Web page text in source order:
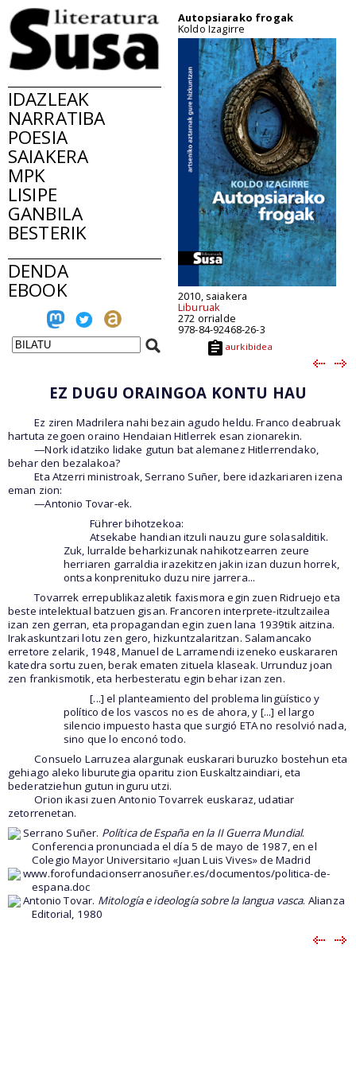
IDAZLEAK
NARRATIBA
POESIA
SAIAKERA
MPK
LISIPE
GANBILA
BESTERIK
DENDA
EBOOK
Autopsiarako frogak
Koldo Izagirre
2010, saiakera
Liburuak
272 orrialde
978-84-92468-26-3
aurkibidea
EZ DUGU ORAINGOA KONTU HAU
Ez ziren Madrilera nahi bezain agudo heldu. Franco deabruak
hartuta zegoen oraino Hendaian Hitlerrek esan zionarekin.
—Nork idatziko lidake gutun bat alemanez Hitlerrendako,
behar den bezalakoa?
Eta Atzerri ministroak, Serrano Suñer, bere idazkariaren izena
eman zion:
—Antonio Tovar-ek.
Führer bihotzekoa:
Atsekabe handian itzuli nauzu gure solasalditik.
Zuk, lurralde beharkizunak nahikotzearren zeure
herriaren garraldia irazekitzen jakin izan duzun horrek,
ontsa konprenituko duzu nire jarrera...
Tovarrek errepublikazaletik faxismora egin zuen Ridruejo eta
beste intelektual batzuen gisan. Francoren interprete-itzultzailea
izan zen gerran, eta propagandan egin zuen lana 1939tik aitzina.
Irakaskuntzari lotu zen gero, hizkuntzalaritzan. Salamancako
erretore zelarik, 1948, Manuel de Larramendi izeneko euskararen
katedra sortu zuen, berak ematen zituela klaseak. Urrunduz joan
zen frankismotik, eta herbesteratu egin behar izan zen.
[...] el planteamiento del problema lingüístico y
político de los vascos no es de ahora, y [...] el largo
silencio impuesto hasta que surgió ETA no resolvió nada,
sino que lo enconó todo.
Consuelo Larruzea alargunak euskarari buruzko bostehun eta
gehiago aleko liburutegia oparitu zion Euskaltzaindiari, eta
bederatziehun gutun inguru utzi.
Orion ikasi zuen Antonio Tovarrek euskaraz, udatiar
zetorrenetan.
Serrano Suñer. Política de España en la II Guerra Mundial.
Conferencia pronunciada el día 5 de mayo de 1987, en el
Colegio Mayor Universitario «Juan Luis Vives» de Madrid
www.forofundacionserranosuñer.es/documentos/politica-de-
espana.doc
Antonio Tovar. Mitología e ideología sobre la langua vasca. Alianza
Editorial, 1980